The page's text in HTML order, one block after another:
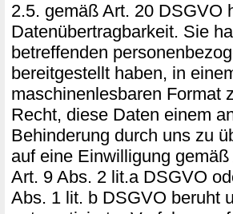
2.5. gemäß Art. 20 DSGVO
Datenübertragbarkeit. Sie
betreffenden
bereitgestellt haben, in
maschinenlesbaren Format
Recht, diese Daten einem
Behinderung durch uns zu
auf eine Einwilligung
Art. 9 Abs. 2 lit.a DSGVO
Abs. 1 lit. b DSGVO beruht